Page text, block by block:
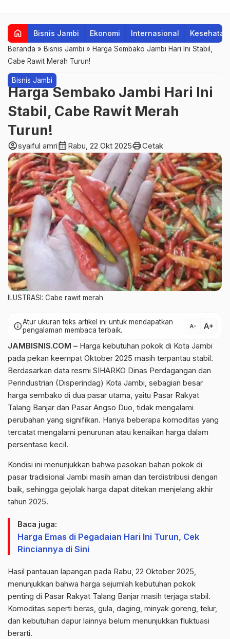
home Bisnis Jambi Ekonomi Internasional Kesehatan
Beranda » Bisnis Jambi » Harga Sembako Jambi Hari Ini Stabil,
Cabe Rawit Merah Turun!
Bisnis Jambi
Harga Sembako Jambi Hari Ini
Stabil, Cabe Rawit Merah
Turun!
account_circlesyaiful amricalendar_month Rabu, 22 Okt 2025printCetak
ILUSTRASI: Cabe rawit merah
infoAtur ukuran teks artikel ini untuk mendapatkan
pengalaman membaca terbaik.
text_decrease text_increase
JAMBISNIS.COM – Harga kebutuhan pokok di Kota Jambi
pada pekan keempat Oktober 2025 masih terpantau stabil.
Berdasarkan data resmi SIHARKO Dinas Perdagangan dan
Perindustrian (Disperindag) Kota Jambi, sebagian besar
harga sembako di dua pasar utama, yaitu Pasar Rakyat
Talang Banjar dan Pasar Angso Duo, tidak mengalami
perubahan yang signifikan. Hanya beberapa komoditas yang
tercatat mengalami penurunan atau kenaikan harga dalam
persentase kecil.
Kondisi ini menunjukkan bahwa pasokan bahan pokok di
pasar tradisional Jambi masih aman dan terdistribusi dengan
baik, sehingga gejolak harga dapat ditekan menjelang akhir
tahun 2025.
Baca juga:
Harga Emas di Pegadaian Hari Ini Turun, Cek
Rinciannya di Sini
Hasil pantauan lapangan pada Rabu, 22 Oktober 2025,
menunjukkan bahwa harga sejumlah kebutuhan pokok
penting di Pasar Rakyat Talang Banjar masih terjaga stabil.
Komoditas seperti beras, gula, daging, minyak goreng, telur,
dan kebutuhan dapur lainnya belum menunjukkan fluktuasi
berarti.